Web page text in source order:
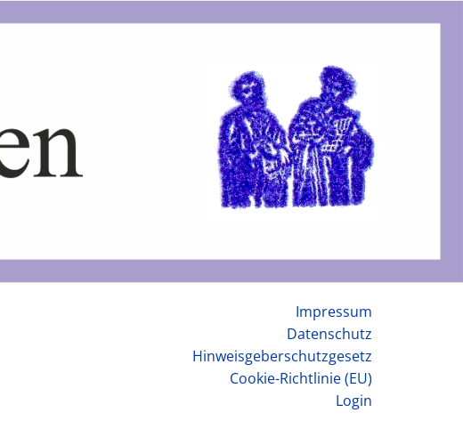
Impressum
Datenschutz
Hinweisgeberschutzgesetz
Cookie-Richtlinie (EU)
Login